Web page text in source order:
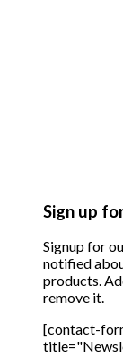
Sign up
Signup for
notified
products.
remove it.
[contact-